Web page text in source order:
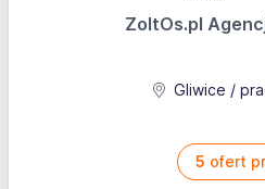
ZoltOs.pl
Gliwice /
5 ofert